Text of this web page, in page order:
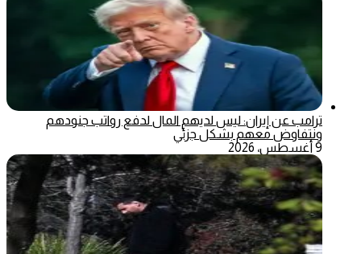
ترامب عن إيران: ليس لديهم المال لدفع رواتب جنودهم
ونتفاوض معهم بشكل جزئي
9 أغسطس، 2026